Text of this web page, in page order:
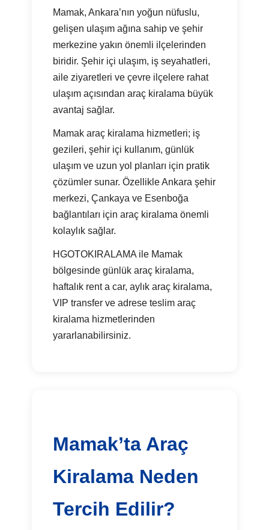
Mamak, Ankara’nın yoğun nüfuslu,
gelişen ulaşım ağına sahip ve şehir
merkezine yakın önemli ilçelerinden
biridir. Şehir içi ulaşım, iş seyahatleri,
aile ziyaretleri ve çevre ilçelere rahat
ulaşım açısından araç kiralama büyük
avantaj sağlar.
Mamak araç kiralama hizmetleri; iş
gezileri, şehir içi kullanım, günlük
ulaşım ve uzun yol planları için pratik
çözümler sunar. Özellikle Ankara şehir
merkezi, Çankaya ve Esenboğa
bağlantıları için araç kiralama önemli
kolaylık sağlar.
HGOTOKIRALAMA ile Mamak
bölgesinde günlük araç kiralama,
haftalık rent a car, aylık araç kiralama,
VIP transfer ve adrese teslim araç
kiralama hizmetlerinden
yararlanabilirsiniz.
Mamak’ta Araç
Kiralama Neden
Tercih Edilir?